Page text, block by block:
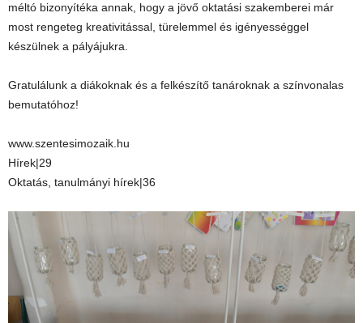
méltó bizonyítéka annak, hogy a jövő oktatási szakemberei már
most rengeteg kreativitással, türelemmel és igényességgel
készülnek a pályájukra.
Gratulálunk a diákoknak és a felkészítő tanároknak a színvonalas
bemutatóhoz!
www.szentesimozaik.hu
Hírek|29
Oktatás, tanulmányi hírek|36